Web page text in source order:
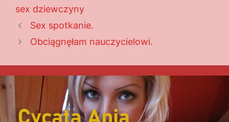
sex dziewczyny
Sex spotkanie.
Obciągnęłam nauczycielowi.